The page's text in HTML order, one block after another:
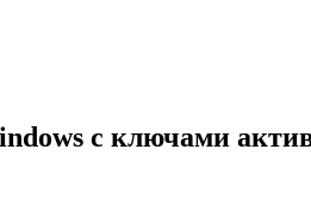
с ключами